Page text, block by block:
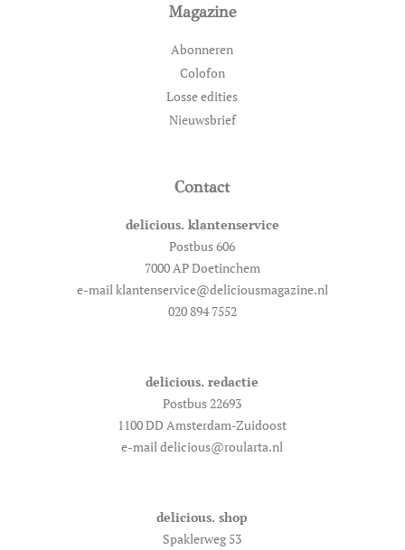
Magazine
Abonneren
Colofon
Losse edities
Nieuwsbrief
Contact
delicious. klantenservice
Postbus 606
7000 AP Doetinchem
e-mail klantenservice@deliciousmagazine.nl
020 894 7552
delicious. redactie
Postbus 22693
1100 DD Amsterdam-Zuidoost
e-mail delicious@roularta.nl
delicious. shop
Spaklerweg 53